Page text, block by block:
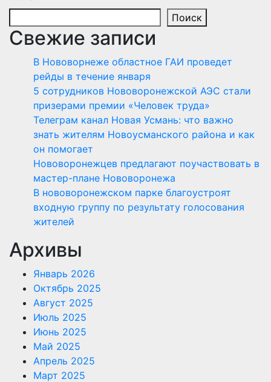
записей
Поиск
Свежие записи
В Нововорнеже областное ГАИ проведет
рейды в течение января
5 сотрудников Нововоронежской АЭС стали
призерами премии «Человек труда»
Телеграм канал Новая Усмань: что важно
знать жителям Новоусманского района и как
он помогает
Нововоронежцев предлагают поучаствовать в
мастер-плане Нововоронежа
В нововоронежском парке благоустроят
входную группу по результату голосования
жителей
Архивы
Январь 2026
Октябрь 2025
Август 2025
Июль 2025
Июнь 2025
Май 2025
Апрель 2025
Март 2025